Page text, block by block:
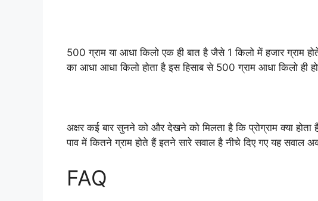
500 ग्राम या आधा किलो एक ही बात है जैसे 1 किलो में हजार ग्राम
का आधा आधा किलो होता है इस हिसाब से 500 ग्राम आधा किलो ही
अक्षर कई बार सुनने को और देखने को मिलता है कि प्रोग्राम क्या होता
पाव में कितने ग्राम होते हैं इतने सारे सवाल है नीचे दिए गए यह
FAQ